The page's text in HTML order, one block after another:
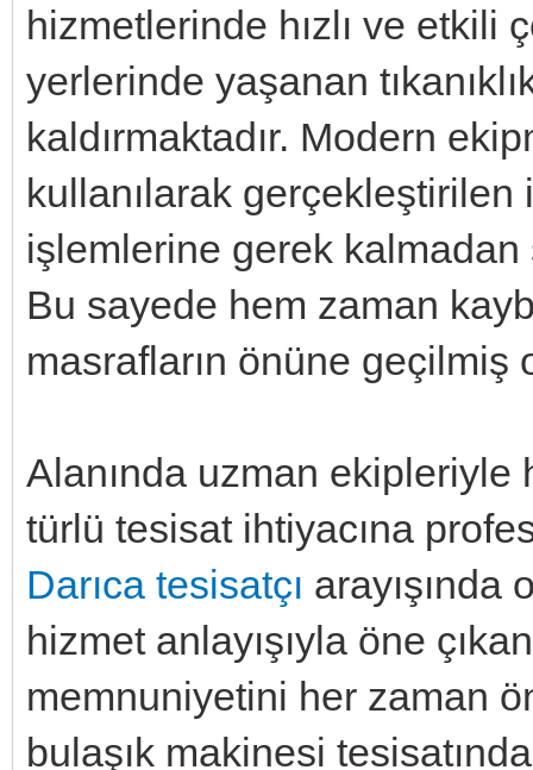
hizmetlerinde hızlı ve etkili
yerlerinde yaşanan
kaldırmaktadır. Modern
kullanılarak
işlemlerine gerek
Bu sayede hem zaman
masrafların önüne geçilmiş
Alanında uzman ekipleriyle
türlü tesisat ihtiyacına
Darıca tesisatçı
hizmet anlayışıyla öne
memnuniyetini her zaman
bulaşık makinesi